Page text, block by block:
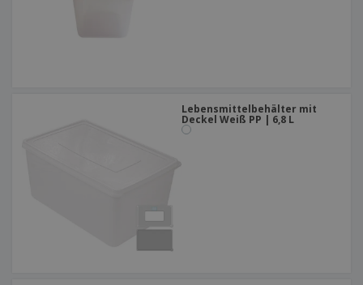
Lebensmittelbehälter mit
Deckel Weiß PP | 6,8 L